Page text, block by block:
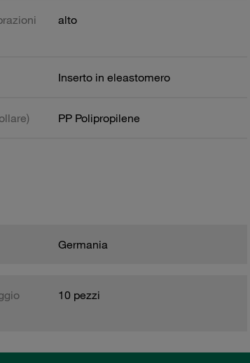
alto
Inserto in eleastomero
PP Polipropilene
Germania
10 pezzi